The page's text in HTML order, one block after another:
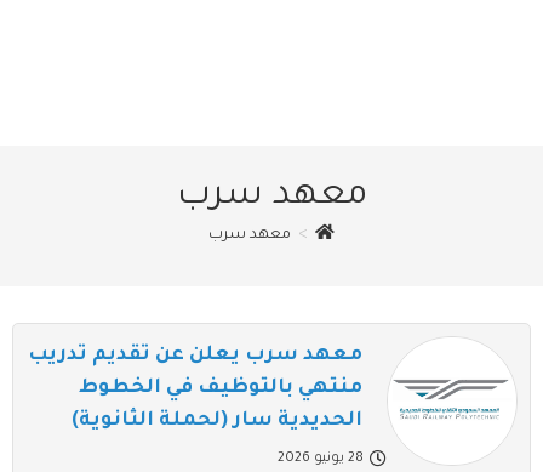
معهد سرب
> معهد سرب
معهد سرب يعلن عن تقديم تدريب
منتهي بالتوظيف في الخطوط
الحديدية سار (لحملة الثانوية)
28 يونيو 2026